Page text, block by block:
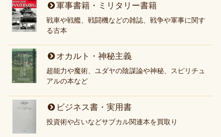
軍事書籍・ミリタリー書籍
戦車や戦艦、戦闘機などの雑誌、戦争や軍事に関す
る古本
オカルト・神秘主義
超能力や魔術、ユダヤの陰謀論や神秘、スピリチュ
アルの本など
ビジネス書・実用書
投資術や占いなどサブカル関連本を買取り